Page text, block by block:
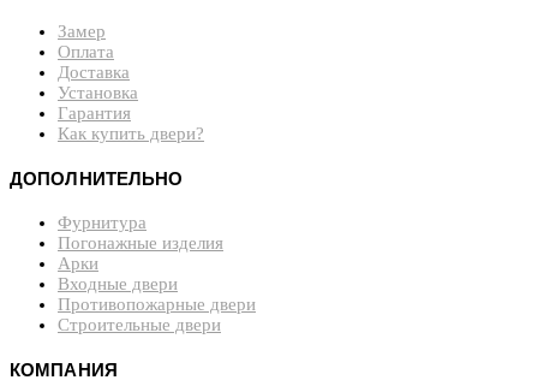
Замер
Оплата
Доставка
Установка
Гарантия
Как купить двери?
ДОПОЛНИТЕЛЬНО
Фурнитура
Погонажные изделия
Арки
Входные двери
Противопожарные двери
Строительные двери
КОМПАНИЯ